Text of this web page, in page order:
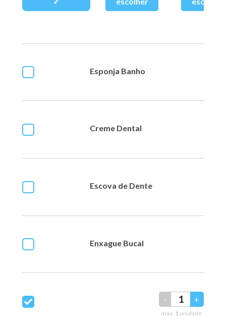
Esponja Banho
Creme Dental
Escova de Dente
Enxague Bucal
- +
máx. 1 unidade